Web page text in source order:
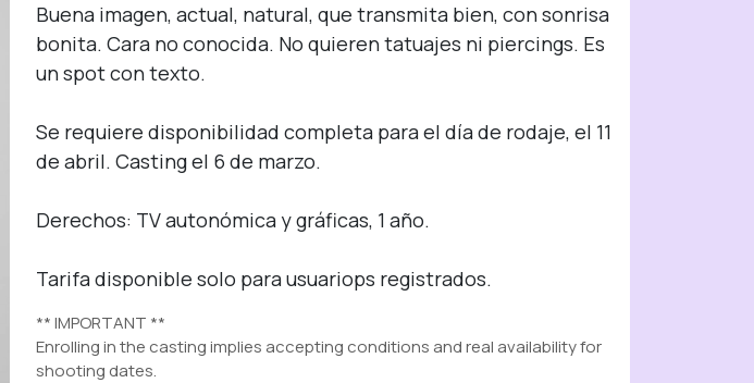
Sign up
Buena imagen, actual, natural, que transmita bien, con sonrisa
bonita. Cara no conocida. No quieren tatuajes ni piercings. Es
un spot con texto.
Se requiere disponibilidad completa para el día de rodaje, el 11
de abril. Casting el 6 de marzo.
Derechos: TV autonómica y gráficas, 1 año.
Tarifa disponible solo para usuariops registrados.
** IMPORTANT **
Enrolling in the casting implies accepting conditions and real availability for
shooting dates.